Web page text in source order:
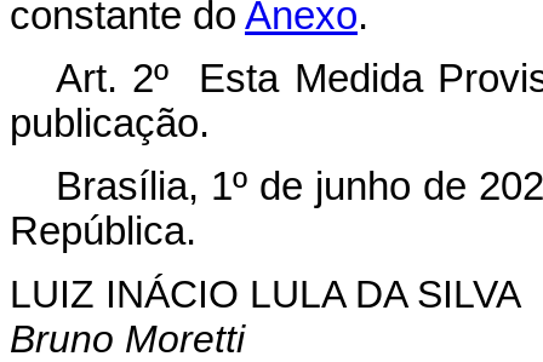
constante do Anexo.
Art. 2º Esta Medida
publicação.
Brasília, 1º de junho de
República.
LUIZ INÁCIO LULA DA SILVA
Bruno Moretti